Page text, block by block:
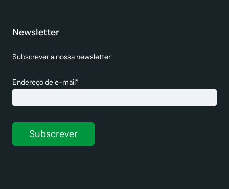
Newsletter
Subscrever a nossa newsletter
Endereço de e-mail*